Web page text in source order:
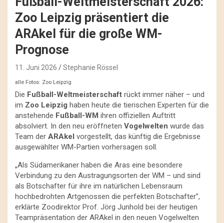
Zoo Leipzig präsentiert die
ARAkel für die große WM-
Prognose
11. Juni 2026 Stephanie Rössel
alle Fotos: Zoo Leipzig
Die Fußball-Weltmeisterschaft rückt immer näher – und
im Zoo Leipzig haben heute die tierischen Experten für die
anstehende Fußball-WM ihren offiziellen Auftritt
absolviert. In den neu eröffneten Vogelwelten wurde das
Team der ARAkel vorgestellt, das künftig die Ergebnisse
ausgewählter WM-Partien vorhersagen soll.
„Als Südamerikaner haben die Aras eine besondere
Verbindung zu den Austragungsorten der WM – und sind
als Botschafter für ihre im natürlichen Lebensraum
hochbedrohten Artgenossen die perfekten Botschafter”,
erklärte Zoodirektor Prof. Jörg Junhold bei der heutigen
Teampräsentation der ARAkel in den neuen Vogelwelten